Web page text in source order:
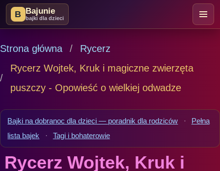
B Bajunie
bajki dla dzieci
Strona główna
Rycerz
Rycerz Wojtek, Kruk i magiczne zwierzęta
puszczy - Opowieść o wielkiej odwadze
Bajki na dobranoc dla dzieci — poradnik dla rodziców ·
Pełna
lista bajek
· Tagi i bohaterowie
Rycerz Wojtek, Kruk i